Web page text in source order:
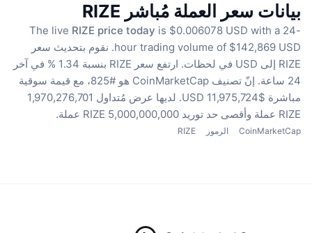
بيانات سعر العملة مُباشر RIZE
The live RIZE price today is $0.006078 USD with a 24-
hour trading volume of $142,869 USD. نقوم بتحديث سعر
RIZE إلى USD في لحظات.
ارتفع سعر RIZE بنسبة 1.34 % في آخر
24 ساعة.
إنّ تصنيف CoinMarketCap هو #825، مع قيمة سوقية
مباشرة $11,975,724 USD.
لديها عرض مُتداول 1,970,276,701
RIZE عملة
وأقصى حد توريد 5,000,000,000 RIZE عملة.
CoinMarketCap الرموز RIZE